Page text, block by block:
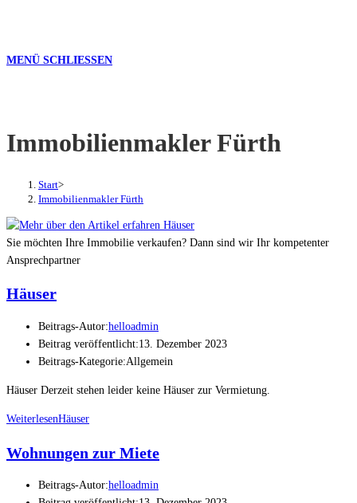
MENÜ SCHLIESSEN
Immobilienmakler Fürth
Start>
Immobilienmakler Fürth
Sie möchten Ihre Immobilie verkaufen? Dann sind wir Ihr kompetenter
Ansprechpartner
Häuser
Beitrags-Autor:helloadmin
Beitrag veröffentlicht:13. Dezember 2023
Beitrags-Kategorie:Allgemein
Häuser Derzeit stehen leider keine Häuser zur Vermietung.
WeiterlesenHäuser
Wohnungen zur Miete
Beitrags-Autor:helloadmin